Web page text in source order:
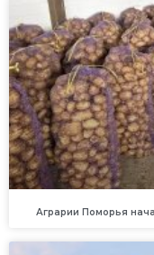
Аграрии Поморья